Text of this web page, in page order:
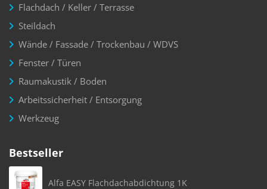
Flachdach / Keller / Terrasse
Steildach
Wände / Fassade / Trockenbau / WDVS
Fenster / Türen
Raumakustik / Boden
Arbeitssicherheit / Entsorgung
Werkzeug
Bestseller
Alfa EASY Flachdachabdichtung 1K